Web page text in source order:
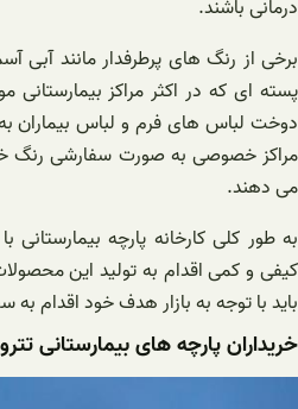
درمانی باشند.
برخی از رنگ های پرطرفدار مانند آبی
پسته ای که در اکثر مراکز بیمارستانی
دوخت لباس های فرم و لباس بیماران
مراکز خصوصی به صورت سفارشی رنگ
می دهند.
به طور کلی کارخانه پارچه
کیفی و کمی اقدام به تولید این
باید با توجه به بازار هدف خود اقدام
خریداران پارچه های بیمارستانی